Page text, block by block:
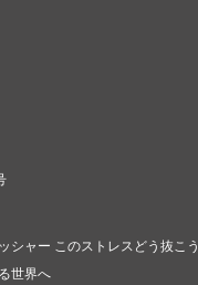
ャー このストレスどう抜こう
世界へ